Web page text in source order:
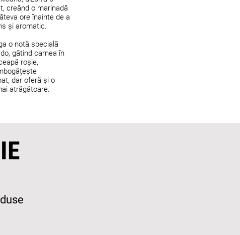
creând o marinadă
ore înainte de a
și aromatic.
o notă specială
gătind carnea în
roșie,
dar oferă și o
atrăgătoare.